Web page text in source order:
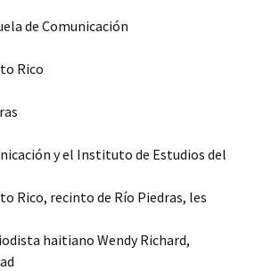
de Comunicación
Rico
y el Instituto de Estudios del
Rico, recinto de Río Piedras, les
haitiano Wendy Richard,